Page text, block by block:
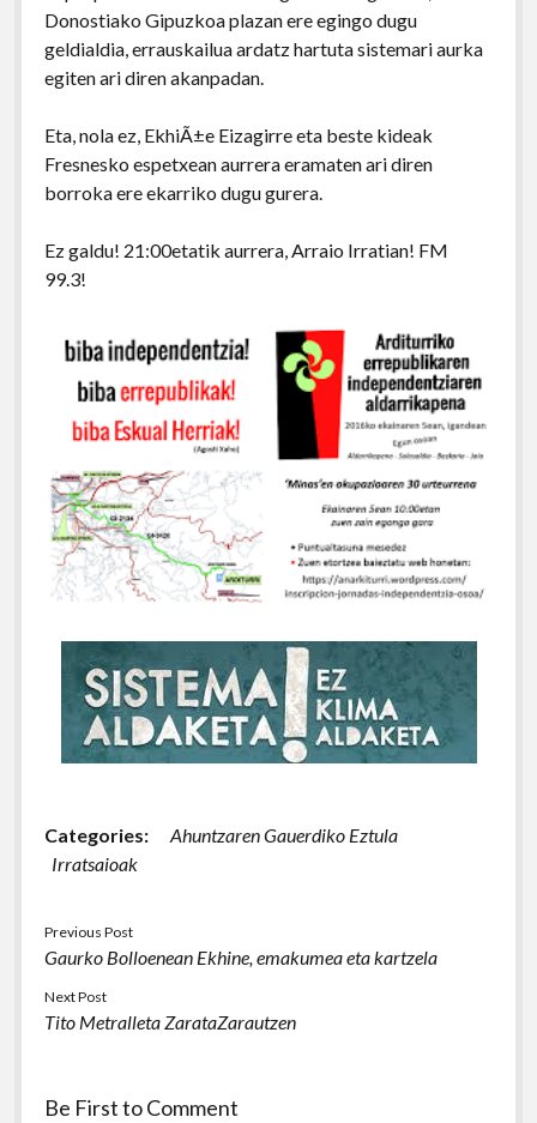
Donostiako Gipuzkoa plazan ere egingo dugu
geldialdia, errauskailua ardatz hartuta sistemari aurka
egiten ari diren akanpadan.
Eta, nola ez, EkhiÃ±e Eizagirre eta beste kideak
Fresnesko espetxean aurrera eramaten ari diren
borroka ere ekarriko dugu gurera.
Ez galdu! 21:00etatik aurrera, Arraio Irratian! FM
99.3!
Categories:
Ahuntzaren Gauerdiko Eztula
Irratsaioak
Previous Post
Gaurko Bolloenean Ekhine, emakumea eta kartzela
Next Post
Tito Metralleta ZarataZarautzen
Be First to Comment